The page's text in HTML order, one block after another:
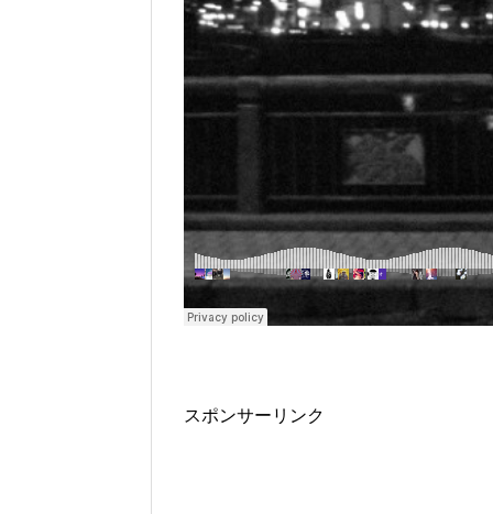
スポンサーリンク